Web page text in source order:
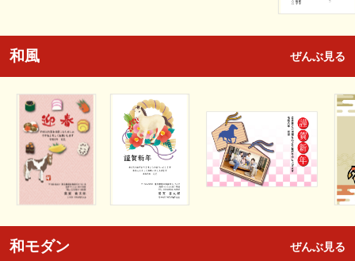
和風 ぜんぶ見る
和モダン ぜんぶ見る